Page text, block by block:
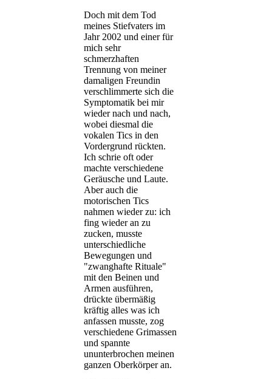
Doch mit dem Tod
meines Stiefvaters im
Jahr 2002 und einer für
mich sehr
schmerzhaften
Trennung von meiner
damaligen Freundin
verschlimmerte sich die
Symptomatik bei mir
wieder nach und nach,
wobei diesmal die
vokalen Tics in den
Vordergrund rückten.
Ich schrie oft oder
machte verschiedene
Geräusche und Laute.
Aber auch die
motorischen Tics
nahmen wieder zu: ich
fing wieder an zu
zucken, musste
unterschiedliche
Bewegungen und
"zwanghafte Rituale"
mit den Beinen und
Armen ausführen,
drückte übermäßig
kräftig alles was ich
anfassen musste, zog
verschiedene Grimassen
und spannte
ununterbrochen meinen
ganzen Oberkörper an.